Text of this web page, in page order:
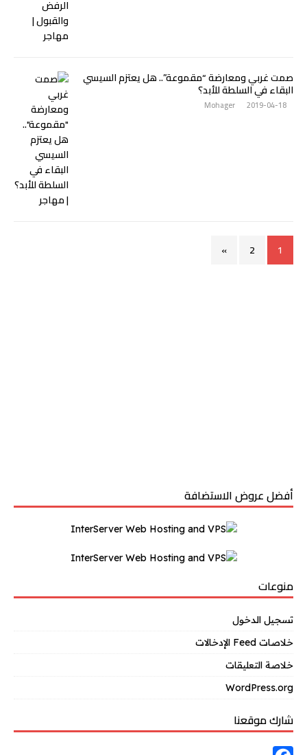
صمت غربي ومعارضة “مقموعة”.. هل يعتزم السيسي
البقاء في السلطة للأبد؟
2019-04-18
Mohager
1
2
»
أفضل عروض الاستضافة
منوعات
تسجيل الدخول
خلاصات Feed الإدخالات
خلاصة التعليقات
WordPress.org
شارك موقعنا